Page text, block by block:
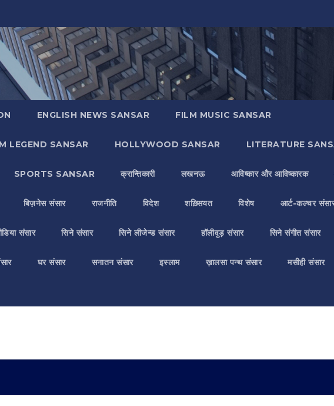
ENGLISH NEWS SANSAR FILM MUSIC SANSAR
LEGEND SANSAR HOLLYWOOD SANSAR LITERATURE
SPORTS SANSAR क्रान्तिकारी लखनऊ आविष्कार और आविष्कारक
बिज़नेस संसार राजनीति विदेश शख़्सियत विशेष आर्ट-कल्चर
संसार सिने संसार सिने लीजेन्ड संसार हॉलीवुड़ संसार सिने संगीत संसार
घर संसार सनातन संसार इस्लाम ख़ालसा पन्थ संसार मसीही संसार